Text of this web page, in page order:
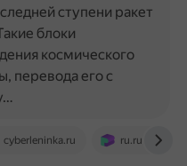
cyberleninka.ru ru.ruwiki.ru
ступени ракет
блоки
космического
перевода его с